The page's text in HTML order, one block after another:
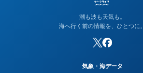
潮も波も天気も。
海へ行く前の情報を、ひとつに。
気象・海データ